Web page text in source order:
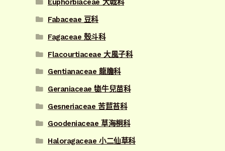
Euphorbiaceae 大戟科
Fabaceae 豆科
Fagaceae 殼斗科
Flacourtiaceae 大風子科
Gentianaceae 龍膽科
Geraniaceae 牻牛兒苗科
Gesneriaceae 苦苣苔科
Goodeniaceae 草海桐科
Haloragaceae 小二仙草科